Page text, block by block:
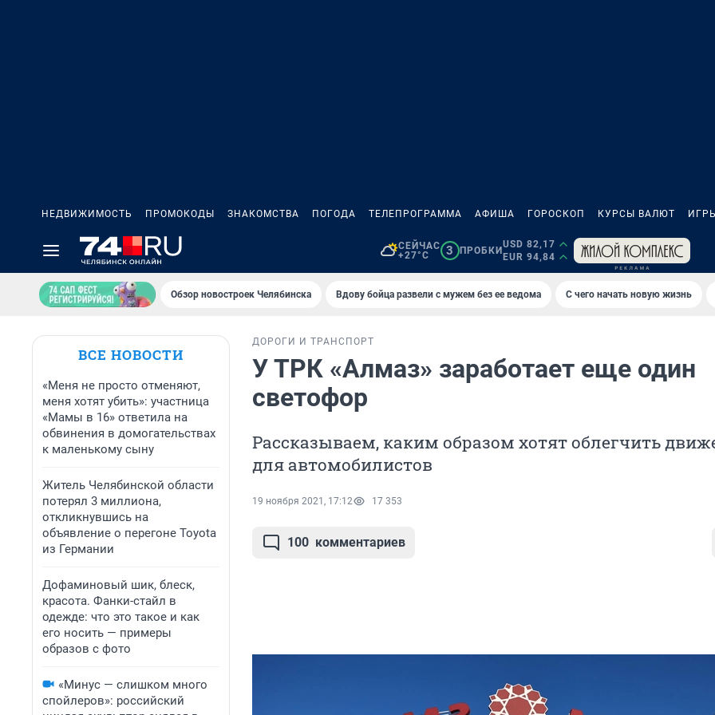
НЕДВИЖИМОСТЬ ПРОМОКОДЫ ЗНАКОМСТВА ПОГОДА ТЕЛЕПРОГРАММА АФИША ГОРОСКОП КУРСЫ ВАЛЮТ
СЕЙЧАС
+27°C
3 ПРОБКИ
USD 82,17
EUR 94,84
Обзор новостроек Челябинска Вдову бойца развели с мужем без ее ведома С чего начать новую жизнь
ВСЕ НОВОСТИ
«Меня не просто отменяют,
меня хотят убить»: участница
«Мамы в 16» ответила на
обвинения в домогательствах
к маленькому сыну
Житель Челябинской области
потерял 3 миллиона,
откликнувшись на
объявление о перегоне Toyota
из Германии
Дофаминовый шик, блеск,
красота. Фанки-стайл в
одежде: что это такое и как
его носить — примеры
образов с фото
«Минус — слишком много
спойлеров»: российский
ДОРОГИ И ТРАНСПОРТ
У ТРК «Алмаз» заработает еще один
светофор
Рассказываем, каким образом хотят облегчить
для автомобилистов
19 ноября 2021, 17:12 17 353
100 комментариев